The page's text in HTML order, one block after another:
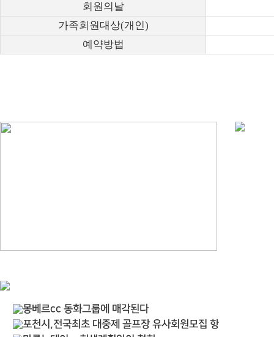
회원의날
가족회원대상(개인)
예약방법